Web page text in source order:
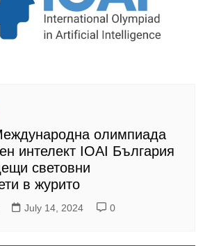
олимпиада
интелект IOAI България
световни
в журито
July 14, 2024 0